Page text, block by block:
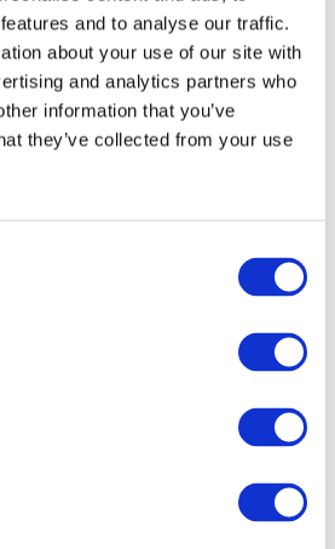
and to analyse our traffic.
about your use of our site with
and analytics partners who
information that you’ve
they’ve collected from your use